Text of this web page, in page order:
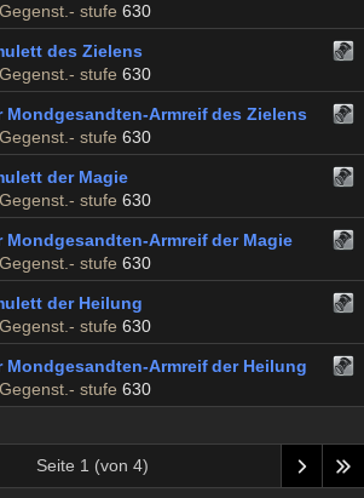
Gegenst.- stufe 630
des Zielens
Gegenst.- stufe 630
Mondgesandten-Armreif des Zielens
Gegenst.- stufe 630
der Magie
Gegenst.- stufe 630
Mondgesandten-Armreif der Magie
Gegenst.- stufe 630
der Heilung
Gegenst.- stufe 630
Mondgesandten-Armreif der Heilung
Gegenst.- stufe 630
Seite 1 (von 4)